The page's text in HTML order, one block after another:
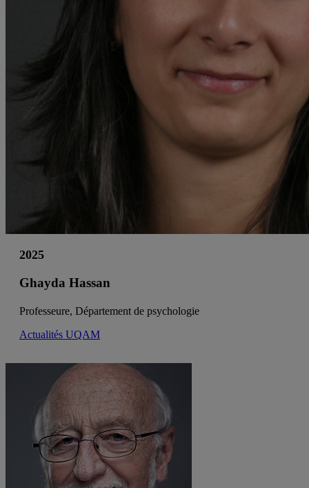
2025
Ghayda Hassan
Professeure, Département de psychologie
Actualités UQAM